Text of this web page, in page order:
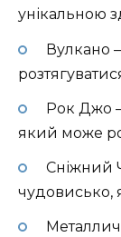
унікальною
Вулкано
Рок Джо
який може
Сніжний
чудовисько,